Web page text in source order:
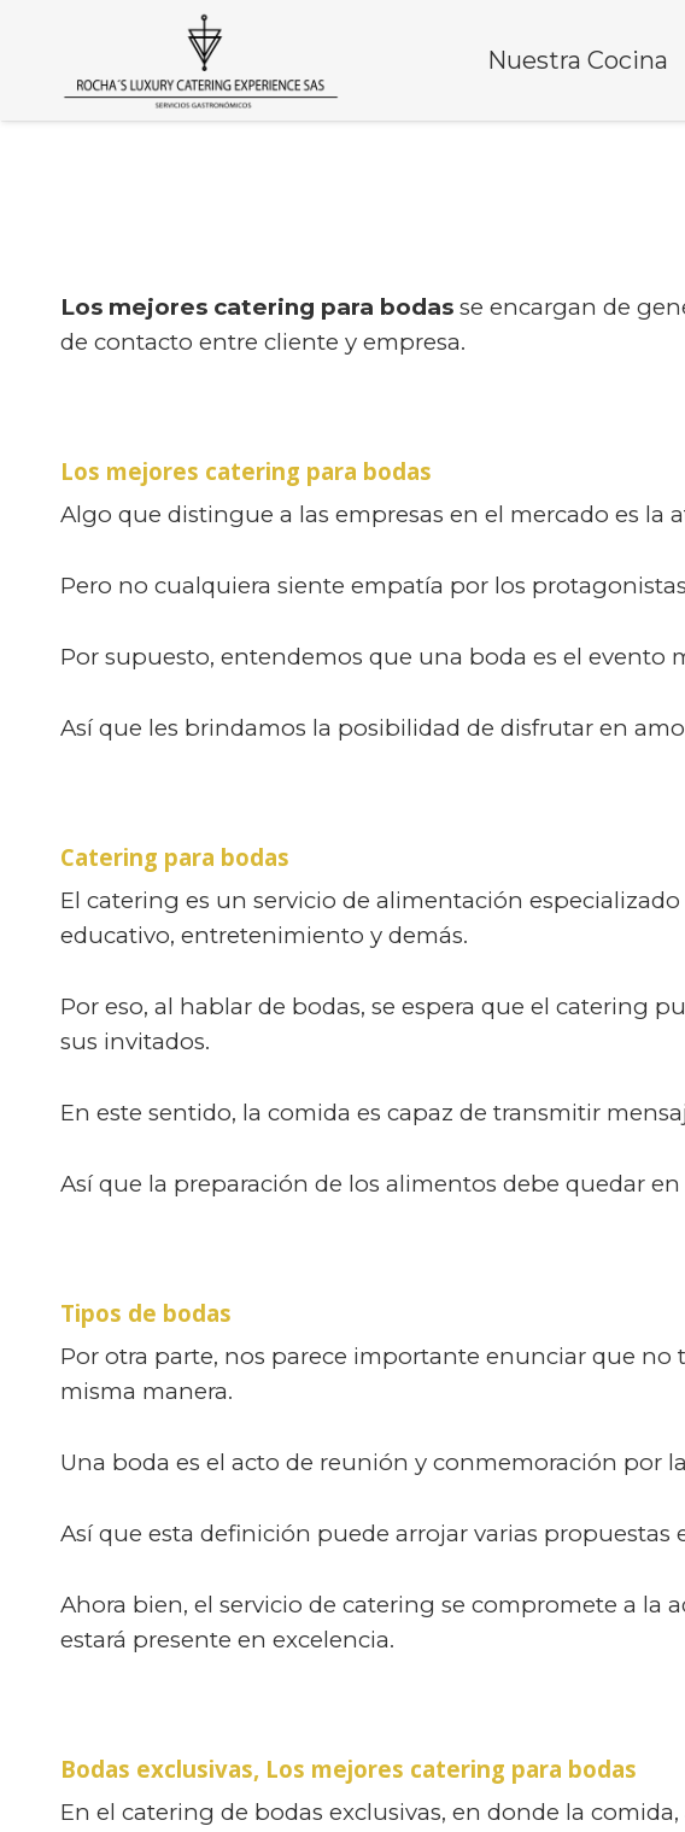
Nuestra Cocina
Los mejores catering para bodas se encargan de
de contacto entre cliente y empresa.
Los mejores catering para bodas
Algo que distingue a las empresas en el mercado es la
Pero no cualquiera siente empatía por los
Por supuesto, entendemos que una boda es el evento
Así que les brindamos la posibilidad de disfrutar en
Catering para bodas
El catering es un servicio de alimentación
educativo, entretenimiento y demás.
Por eso, al hablar de bodas, se espera que el catering
sus invitados.
En este sentido, la comida es capaz de transmitir
Así que la preparación de los alimentos debe quedar
Tipos de bodas
Por otra parte, nos parece importante enunciar que no
misma manera.
Una boda es el acto de reunión y conmemoración por
Así que esta definición puede arrojar varias propuestas
Ahora bien, el servicio de catering se compromete a
estará presente en excelencia.
Bodas exclusivas, Los mejores catering para bodas
En el catering de bodas exclusivas, en donde la